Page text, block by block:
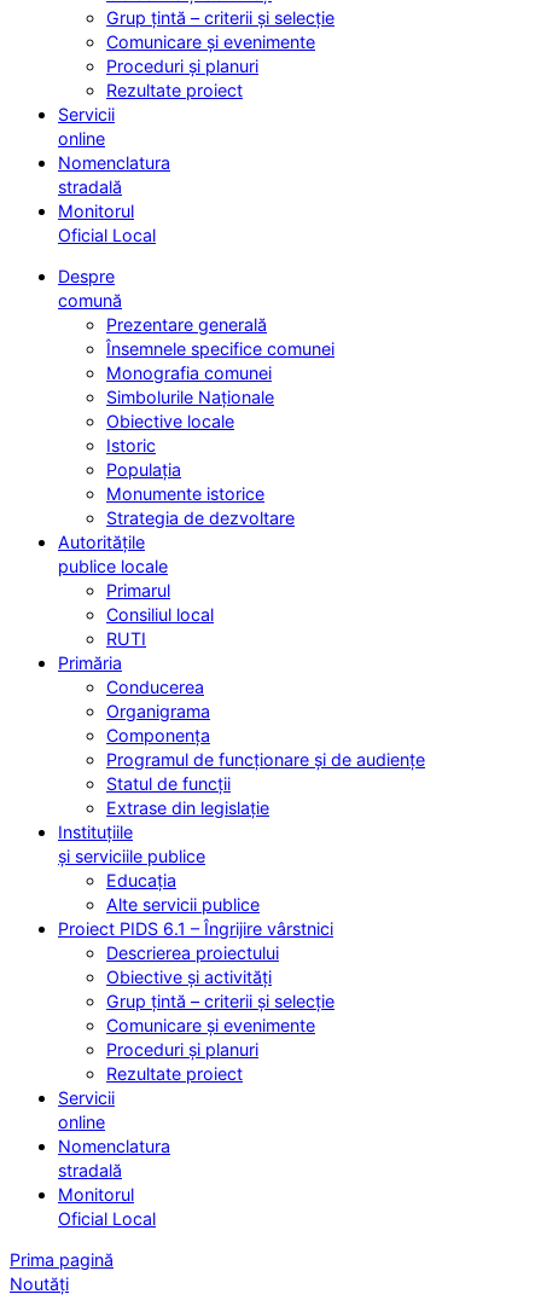
Grup țintă – criterii și selecție
Comunicare și evenimente
Proceduri și planuri
Rezultate proiect
Servicii
online
Nomenclatura
stradală
Monitorul
Oficial Local
Despre
comună
Prezentare generală
Însemnele specifice comunei
Monografia comunei
Simbolurile Naționale
Obiective locale
Istoric
Populația
Monumente istorice
Strategia de dezvoltare
Autoritățile
publice locale
Primarul
Consiliul local
RUTI
Primăria
Conducerea
Organigrama
Componența
Programul de funcționare și de audiențe
Statul de funcții
Extrase din legislație
Instituțiile
și serviciile publice
Educația
Alte servicii publice
Proiect PIDS 6.1 – Îngrijire vârstnici
Descrierea proiectului
Obiective și activități
Grup țintă – criterii și selecție
Comunicare și evenimente
Proceduri și planuri
Rezultate proiect
Servicii
online
Nomenclatura
stradală
Monitorul
Oficial Local
Prima pagină
Noutăți